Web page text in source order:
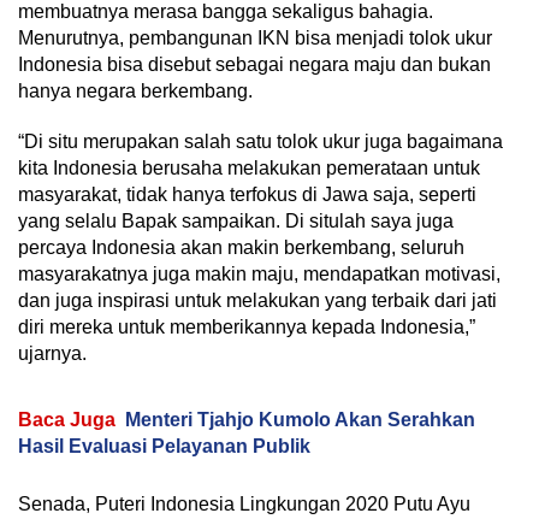
membuatnya merasa bangga sekaligus bahagia.
Menurutnya, pembangunan IKN bisa menjadi tolok ukur
Indonesia bisa disebut sebagai negara maju dan bukan
hanya negara berkembang.
“Di situ merupakan salah satu tolok ukur juga bagaimana
kita Indonesia berusaha melakukan pemerataan untuk
masyarakat, tidak hanya terfokus di Jawa saja, seperti
yang selalu Bapak sampaikan. Di situlah saya juga
percaya Indonesia akan makin berkembang, seluruh
masyarakatnya juga makin maju, mendapatkan motivasi,
dan juga inspirasi untuk melakukan yang terbaik dari jati
diri mereka untuk memberikannya kepada Indonesia,”
ujarnya.
Baca Juga
Menteri Tjahjo Kumolo Akan Serahkan
Hasil Evaluasi Pelayanan Publik
Senada, Puteri Indonesia Lingkungan 2020 Putu Ayu